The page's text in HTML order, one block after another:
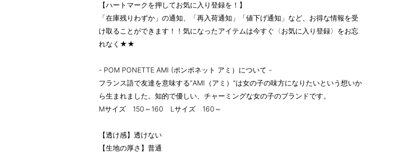
【ハートマークを押してお気に入り登録を！】
「在庫残りわずか」の通知、「再入荷通知」「値下げ通知」など、お得な情報を受
け取ることができます！！気になったアイテムは今すぐ〈お気に入り登録〉をお忘
れなく★★
- POM PONETTE AMI (ポンポネット アミ）について -
フランス語で友達を意味する”AMI（アミ）”は女の子の味方になりたいという想いか
ら生まれました。知的で優しい、チャーミングな女の子のブランドです。
Mサイズ 150～160 Lサイズ 160～
【透け感】透けない
【生地の厚さ】普通